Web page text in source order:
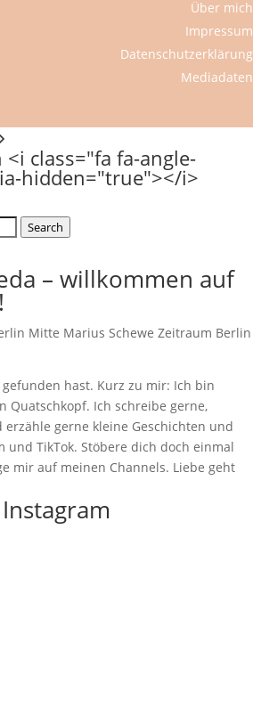
Über mich
Impressum
Datenschutzerklärung
Mediadaten
Search
– willkommen auf
hast. Kurz zu mir: Ich bin
Quatschkopf. Ich schreibe gerne,
erzähle gerne kleine Geschichten und
und TikTok. Stöbere dich doch einmal
mir auf meinen Channels. Liebe geht